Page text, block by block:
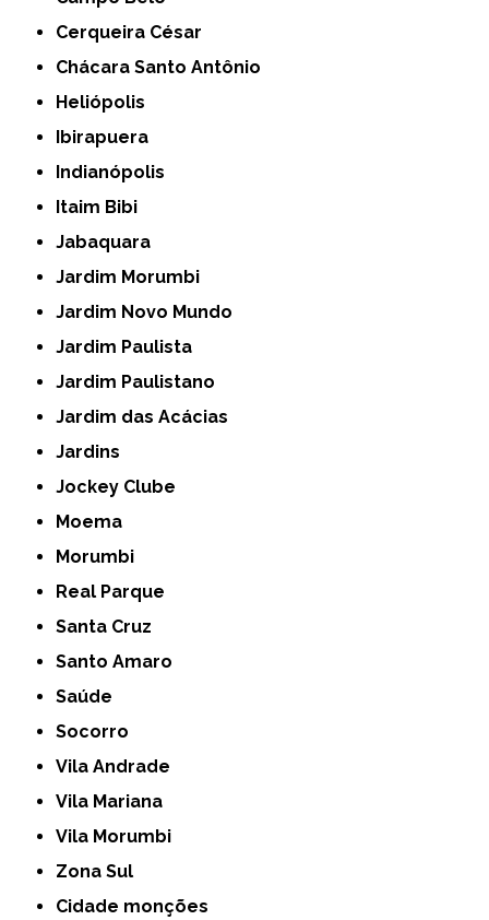
Cerqueira César
Chácara Santo Antônio
Heliópolis
Ibirapuera
Indianópolis
Itaim Bibi
Jabaquara
Jardim Morumbi
Jardim Novo Mundo
Jardim Paulista
Jardim Paulistano
Jardim das Acácias
Jardins
Jockey Clube
Moema
Morumbi
Real Parque
Santa Cruz
Santo Amaro
Saúde
Socorro
Vila Andrade
Vila Mariana
Vila Morumbi
Zona Sul
cidade monções